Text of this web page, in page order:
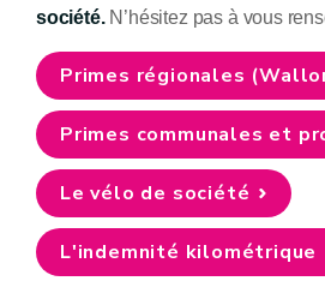
société. N’hésitez pas à vous
Primes régionales
Primes communales et
Le vélo de société
L'indemnité kilométrique